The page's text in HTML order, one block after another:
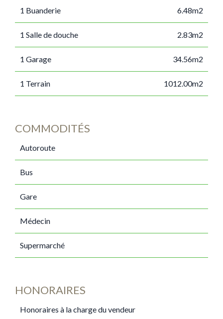
1 Buanderie 6.48m2
1 Salle de douche 2.83m2
1 Garage 34.56m2
1 Terrain 1012.00m2
COMMODITÉS
Autoroute
Bus
Gare
Médecin
Supermarché
HONORAIRES
Honoraires à la charge du vendeur